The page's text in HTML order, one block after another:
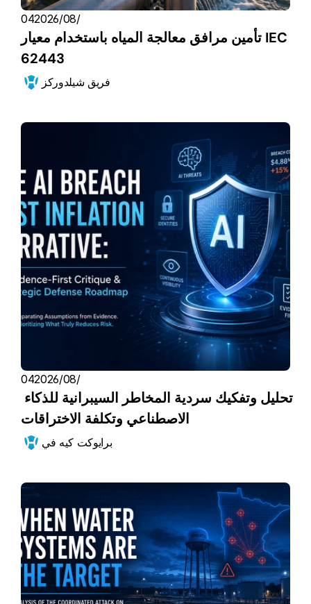
04‏/08‏/2026
تأمين مرافق معالجة المياه باستخدام معيار IEC
62443
فريق شيلدوركز
04‏/08‏/2026
الاصطناعي وتكلفة الاختراقات
برايوكت كيه في